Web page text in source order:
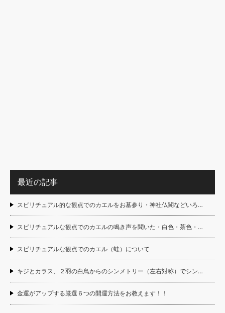
最近の記事
スピリチュアル的な観点でのカエルをお墓参り・神社仏閣などいろ…
スピリチュアルな観点でのカエルの鳴き声を聞いた・白色・茶色・…
スピリチュアルな観点でのカエル（蛙）について
キジとカラス、２羽の白鳥からのシンメトリー（左右対称）でシン…
金運がアップする厳選６つの開運方法をお教えます！！